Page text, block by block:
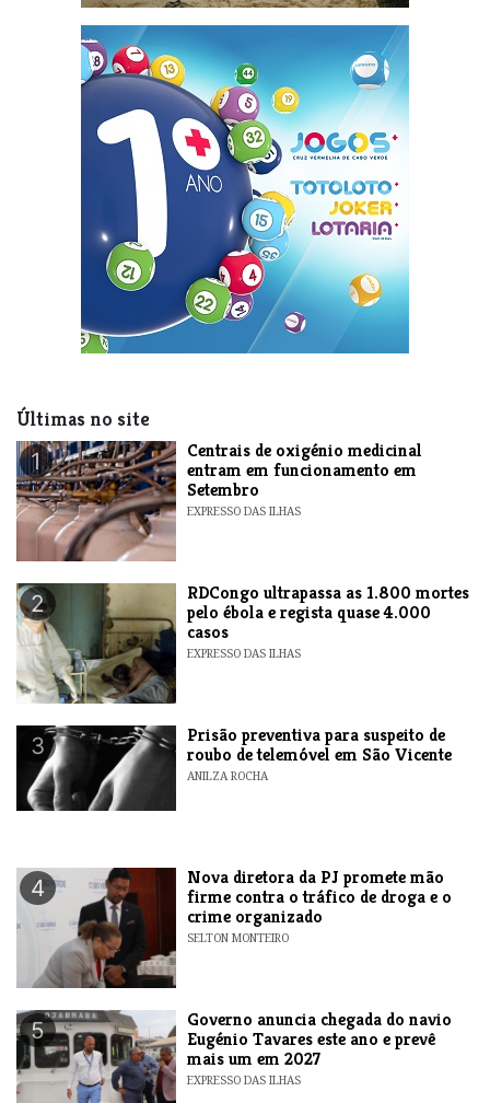
Últimas no site
1
Centrais de oxigénio medicinal
entram em funcionamento em
Setembro
EXPRESSO DAS ILHAS
2
RDCongo ultrapassa as 1.800 mortes
pelo ébola e regista quase 4.000
casos
EXPRESSO DAS ILHAS
3
Prisão preventiva para suspeito de
roubo de telemóvel em São Vicente
ANILZA ROCHA
4
Nova diretora da PJ promete mão
firme contra o tráfico de droga e o
crime organizado
SELTON MONTEIRO
5
Governo anuncia chegada do navio
Eugénio Tavares este ano e prevê
mais um em 2027
EXPRESSO DAS ILHAS